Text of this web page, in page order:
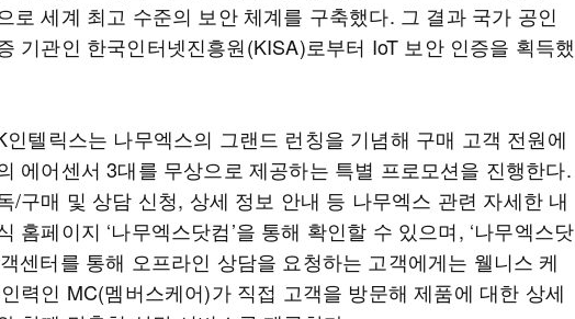
로 세계 최고 수준의 보안 체계를 구축했다. 그 결과 국가 공인
기관인 한국인터넷진흥원(KISA)로부터 IoT 보안 인증을 획득했
인텔릭스는 나무엑스의 그랜드 런칭을 기념해 구매 고객 전원에
에어센서 3대를 무상으로 제공하는 특별 프로모션을 진행한다.
/구매 및 상담 신청, 상세 정보 안내 등 나무엑스 관련 자세한 내
홈페이지 ‘나무엑스닷컴’을 통해 확인할 수 있으며, ‘나무엑스닷
센터를 통해 오프라인 상담을 요청하는 고객에게는 웰니스 케
력인 MC(멤버스케어)가 직접 고객을 방문해 제품에 대한 상세